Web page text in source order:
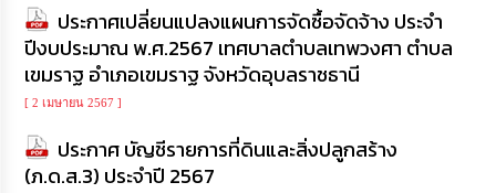
การ
คลัง
แผนการ
ป้องกัน
การ
ทุจริต
ประกาศเปลี่ยนแปลงแผนการจัดซื้อจัดจ้าง ประจำ
ปีงบประมาณ พ.ศ.2567 เทศบาลตำบลเทพวงศา ตำบล
เขมราฐ อำเภอเขมราฐ จังหวัดอุบลราชธานี
[ 2 เมษายน 2567 ]
ประกาศ บัญชีรายการที่ดินและสิ่งปลูกสร้าง
(ภ.ด.ส.3) ประจำปี 2567